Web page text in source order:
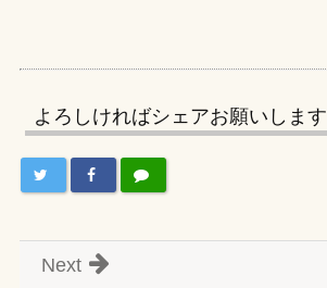
よろしければシェアお願いします
Next